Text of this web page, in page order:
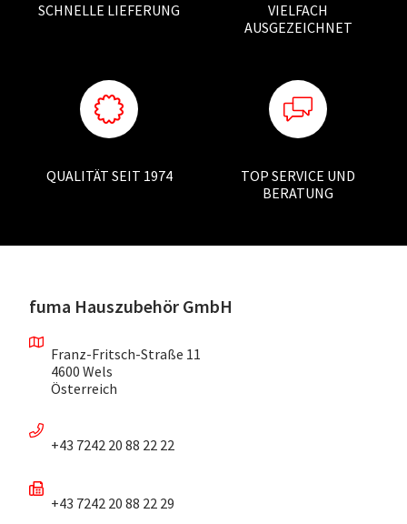
SCHNELLE LIEFERUNG
VIELFACH
AUSGEZEICHNET
QUALITÄT SEIT 1974
TOP SERVICE UND
BERATUNG
fuma Hauszubehör GmbH
Franz-Fritsch-Straße 11
4600 Wels
Österreich
+43 7242 20 88 22 22
+43 7242 20 88 22 29